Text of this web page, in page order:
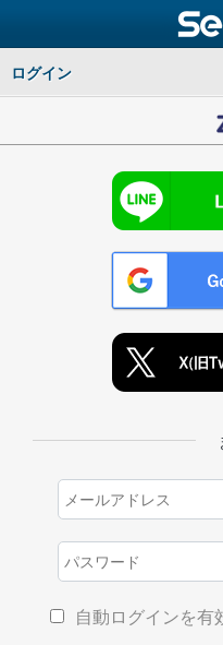
ログイン
自動ログインを有